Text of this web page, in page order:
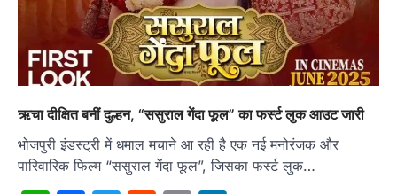
ऋचा दीक्षित बनीं दुल्हन, “ससुराल गेंदा फूल” का फर्स्ट लुक आउट जारी
भोजपुरी इंडस्ट्री में धमाल मचाने आ रही है एक नई मनोरंजक और
पारिवारिक फिल्म “ससुराल गेंदा फूल”, जिसका फर्स्ट लुक…